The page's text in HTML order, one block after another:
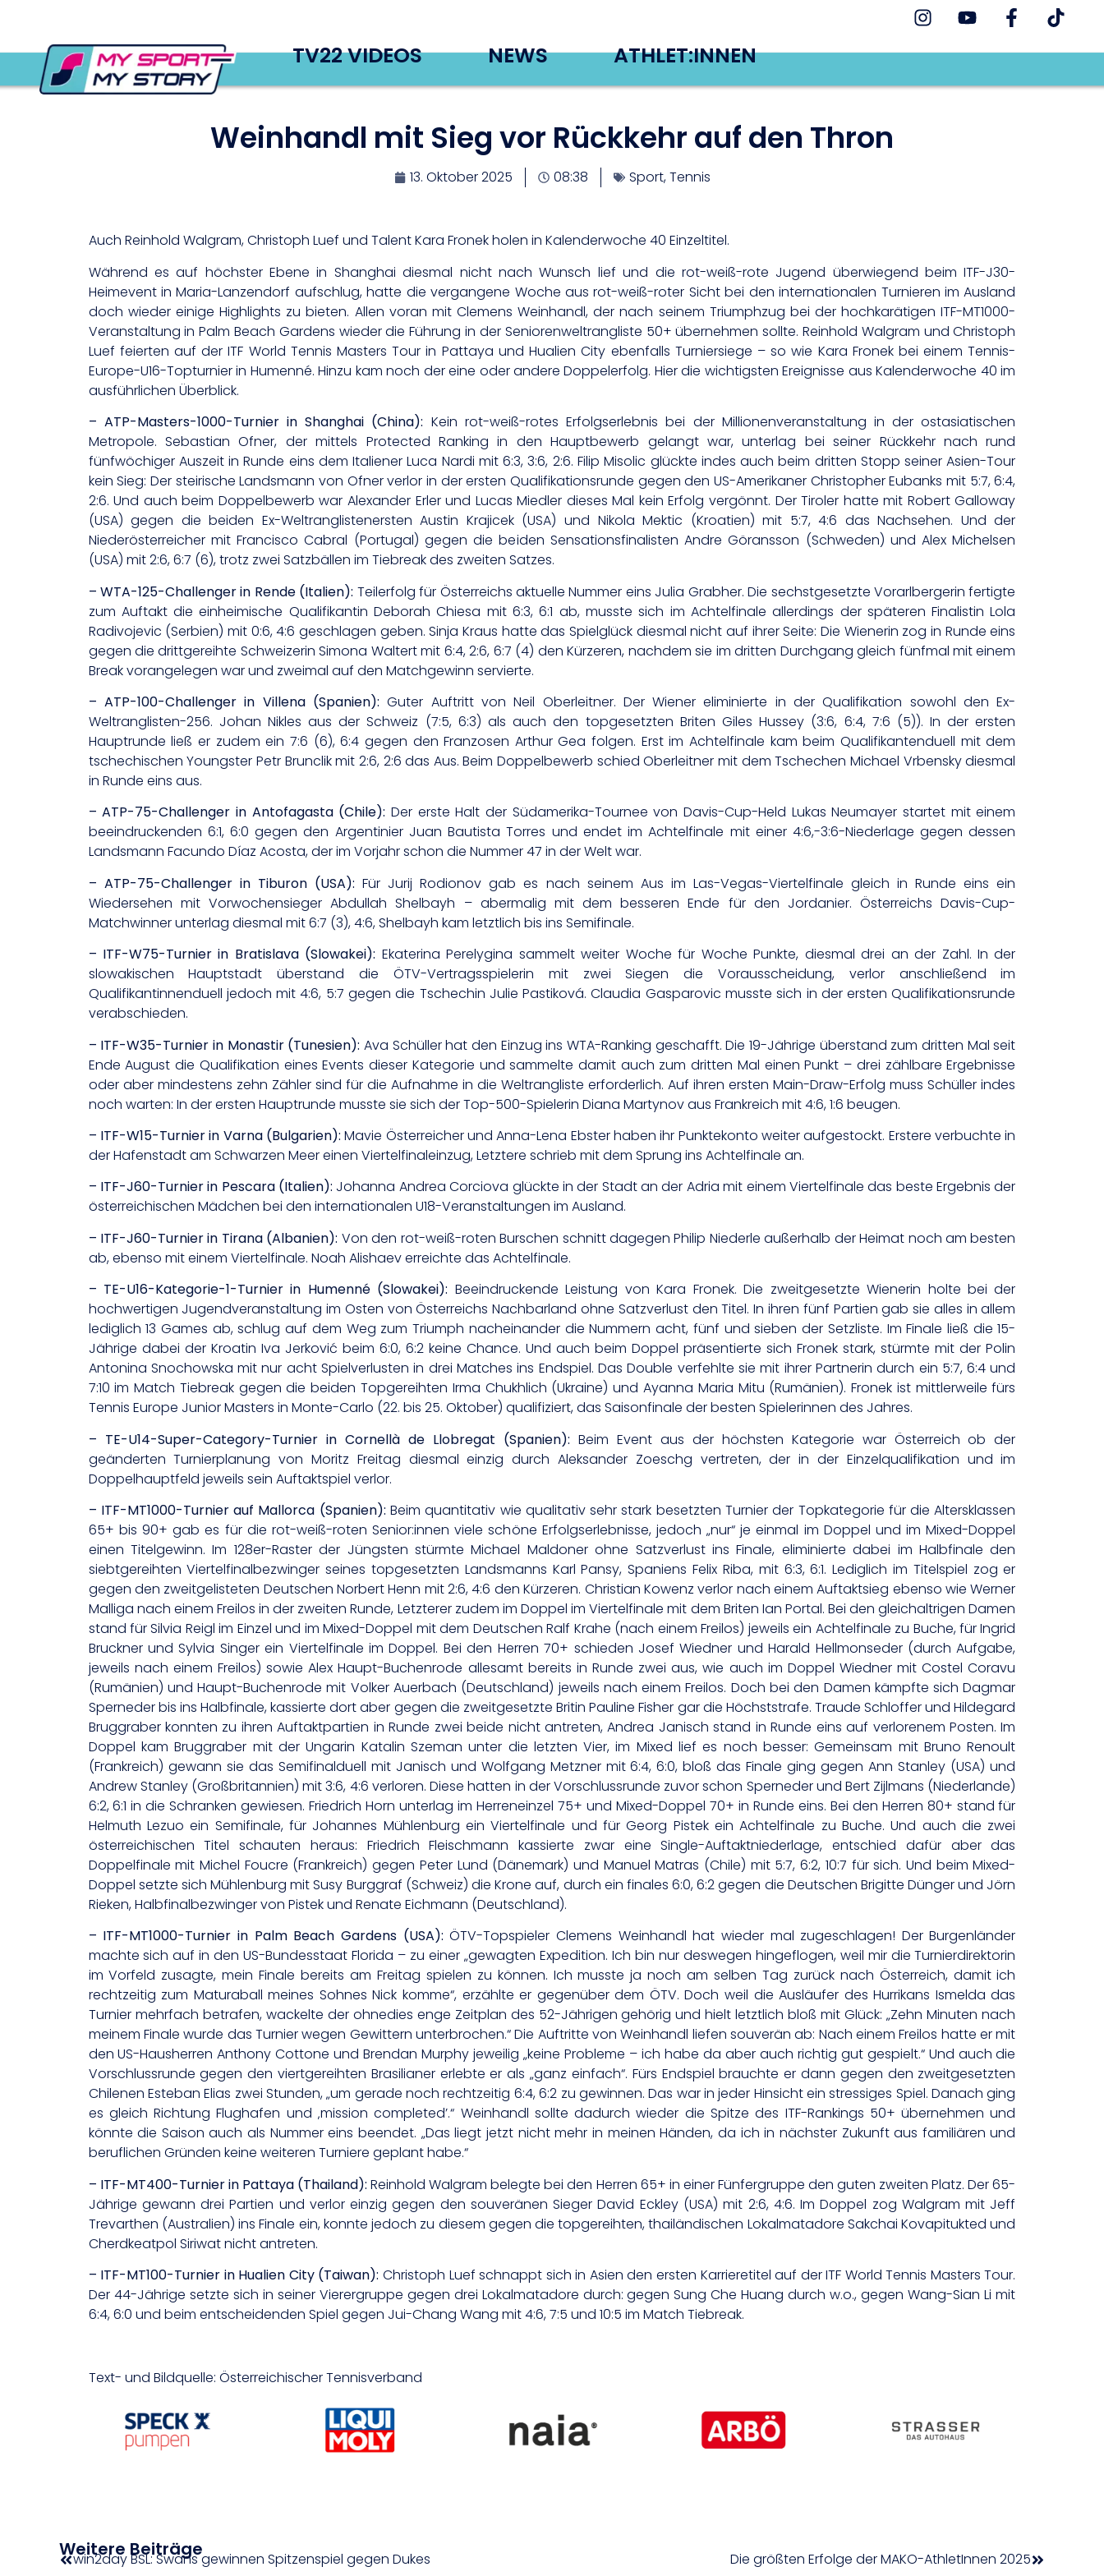
TV22 VIDEOS NEWS ATHLET:INNEN
Weinhandl mit Sieg vor Rückkehr auf den Thron
13. Oktober 2025 08:38 Sport,Tennis
Auch Reinhold Walgram, Christoph Luef und Talent Kara Fronek holen in Kalenderwoche 40 Einzeltitel.
Während es auf höchster Ebene in Shanghai diesmal nicht nach Wunsch lief und die rot-weiß-rote Jugend überwiegend beim ITF-J30-
Heimevent in Maria-Lanzendorf aufschlug, hatte die vergangene Woche aus rot-weiß-roter Sicht bei den internationalen Turnieren im Ausland
doch wieder einige Highlights zu bieten. Allen voran mit Clemens Weinhandl, der nach seinem Triumphzug bei der hochkarätigen ITF-MT1000-
Veranstaltung in Palm Beach Gardens wieder die Führung in der Seniorenweltrangliste 50+ übernehmen sollte. Reinhold Walgram und Christoph
Luef feierten auf der ITF World Tennis Masters Tour in Pattaya und Hualien City ebenfalls Turniersiege – so wie Kara Fronek bei einem Tennis-
Europe-U16-Topturnier in Humenné. Hinzu kam noch der eine oder andere Doppelerfolg. Hier die wichtigsten Ereignisse aus Kalenderwoche 40 im
ausführlichen Überblick.
– ATP-Masters-1000-Turnier in Shanghai (China): Kein rot-weiß-rotes Erfolgserlebnis bei der Millionenveranstaltung in der ostasiatischen
Metropole. Sebastian Ofner, der mittels Protected Ranking in den Hauptbewerb gelangt war, unterlag bei seiner Rückkehr nach rund
fünfwöchiger Auszeit in Runde eins dem Italiener Luca Nardi mit 6:3, 3:6, 2:6. Filip Misolic glückte indes auch beim dritten Stopp seiner Asien-Tour
kein Sieg: Der steirische Landsmann von Ofner verlor in der ersten Qualifikationsrunde gegen den US-Amerikaner Christopher Eubanks mit 5:7, 6:4,
2:6. Und auch beim Doppelbewerb war Alexander Erler und Lucas Miedler dieses Mal kein Erfolg vergönnt. Der Tiroler hatte mit Robert Galloway
(USA) gegen die beiden Ex-Weltranglistenersten Austin Krajicek (USA) und Nikola Mektic (Kroatien) mit 5:7, 4:6 das Nachsehen. Und der
Niederösterreicher mit Francisco Cabral (Portugal) gegen die beiden Sensationsfinalisten Andre Göransson (Schweden) und Alex Michelsen
(USA) mit 2:6, 6:7 (6), trotz zwei Satzbällen im Tiebreak des zweiten Satzes.
– WTA-125-Challenger in Rende (Italien): Teilerfolg für Österreichs aktuelle Nummer eins Julia Grabher. Die sechstgesetzte Vorarlbergerin fertigte
zum Auftakt die einheimische Qualifikantin Deborah Chiesa mit 6:3, 6:1 ab, musste sich im Achtelfinale allerdings der späteren Finalistin Lola
Radivojevic (Serbien) mit 0:6, 4:6 geschlagen geben. Sinja Kraus hatte das Spielglück diesmal nicht auf ihrer Seite: Die Wienerin zog in Runde eins
gegen die drittgereihte Schweizerin Simona Waltert mit 6:4, 2:6, 6:7 (4) den Kürzeren, nachdem sie im dritten Durchgang gleich fünfmal mit einem
Break vorangelegen war und zweimal auf den Matchgewinn servierte.
– ATP-100-Challenger in Villena (Spanien): Guter Auftritt von Neil Oberleitner. Der Wiener eliminierte in der Qualifikation sowohl den Ex-
Weltranglisten-256. Johan Nikles aus der Schweiz (7:5, 6:3) als auch den topgesetzten Briten Giles Hussey (3:6, 6:4, 7:6 (5)). In der ersten
Hauptrunde ließ er zudem ein 7:6 (6), 6:4 gegen den Franzosen Arthur Gea folgen. Erst im Achtelfinale kam beim Qualifikantenduell mit dem
tschechischen Youngster Petr Brunclik mit 2:6, 2:6 das Aus. Beim Doppelbewerb schied Oberleitner mit dem Tschechen Michael Vrbensky diesmal
in Runde eins aus.
– ATP-75-Challenger in Antofagasta (Chile): Der erste Halt der Südamerika-Tournee von Davis-Cup-Held Lukas Neumayer startet mit einem
beeindruckenden 6:1, 6:0 gegen den Argentinier Juan Bautista Torres und endet im Achtelfinale mit einer 4:6,-3:6-Niederlage gegen dessen
Landsmann Facundo Díaz Acosta, der im Vorjahr schon die Nummer 47 in der Welt war.
– ATP-75-Challenger in Tiburon (USA): Für Jurij Rodionov gab es nach seinem Aus im Las-Vegas-Viertelfinale gleich in Runde eins ein
Wiedersehen mit Vorwochensieger Abdullah Shelbayh – abermalig mit dem besseren Ende für den Jordanier. Österreichs Davis-Cup-
Matchwinner unterlag diesmal mit 6:7 (3), 4:6, Shelbayh kam letztlich bis ins Semifinale.
– ITF-W75-Turnier in Bratislava (Slowakei): Ekaterina Perelygina sammelt weiter Woche für Woche Punkte, diesmal drei an der Zahl. In der
slowakischen Hauptstadt überstand die ÖTV-Vertragsspielerin mit zwei Siegen die Vorausscheidung, verlor anschließend im
Qualifikantinnenduell jedoch mit 4:6, 5:7 gegen die Tschechin Julie Pastiková. Claudia Gasparovic musste sich in der ersten Qualifikationsrunde
verabschieden.
– ITF-W35-Turnier in Monastir (Tunesien): Ava Schüller hat den Einzug ins WTA-Ranking geschafft. Die 19-Jährige überstand zum dritten Mal seit
Ende August die Qualifikation eines Events dieser Kategorie und sammelte damit auch zum dritten Mal einen Punkt – drei zählbare Ergebnisse
oder aber mindestens zehn Zähler sind für die Aufnahme in die Weltrangliste erforderlich. Auf ihren ersten Main-Draw-Erfolg muss Schüller indes
noch warten: In der ersten Hauptrunde musste sie sich der Top-500-Spielerin Diana Martynov aus Frankreich mit 4:6, 1:6 beugen.
– ITF-W15-Turnier in Varna (Bulgarien): Mavie Österreicher und Anna-Lena Ebster haben ihr Punktekonto weiter aufgestockt. Erstere verbuchte in
der Hafenstadt am Schwarzen Meer einen Viertelfinaleinzug, Letztere schrieb mit dem Sprung ins Achtelfinale an.
– ITF-J60-Turnier in Pescara (Italien): Johanna Andrea Corciova glückte in der Stadt an der Adria mit einem Viertelfinale das beste Ergebnis der
österreichischen Mädchen bei den internationalen U18-Veranstaltungen im Ausland.
– ITF-J60-Turnier in Tirana (Albanien): Von den rot-weiß-roten Burschen schnitt dagegen Philip Niederle außerhalb der Heimat noch am besten
ab, ebenso mit einem Viertelfinale. Noah Alishaev erreichte das Achtelfinale.
– TE-U16-Kategorie-1-Turnier in Humenné (Slowakei): Beeindruckende Leistung von Kara Fronek. Die zweitgesetzte Wienerin holte bei der
hochwertigen Jugendveranstaltung im Osten von Österreichs Nachbarland ohne Satzverlust den Titel. In ihren fünf Partien gab sie alles in allem
lediglich 13 Games ab, schlug auf dem Weg zum Triumph nacheinander die Nummern acht, fünf und sieben der Setzliste. Im Finale ließ die 15-
Jährige dabei der Kroatin Iva Jerković beim 6:0, 6:2 keine Chance. Und auch beim Doppel präsentierte sich Fronek stark, stürmte mit der Polin
Antonina Snochowska mit nur acht Spielverlusten in drei Matches ins Endspiel. Das Double verfehlte sie mit ihrer Partnerin durch ein 5:7, 6:4 und
7:10 im Match Tiebreak gegen die beiden Topgereihten Irma Chukhlich (Ukraine) und Ayanna Maria Mitu (Rumänien). Fronek ist mittlerweile fürs
Tennis Europe Junior Masters in Monte-Carlo (22. bis 25. Oktober) qualifiziert, das Saisonfinale der besten Spielerinnen des Jahres.
– TE-U14-Super-Category-Turnier in Cornellà de Llobregat (Spanien): Beim Event aus der höchsten Kategorie war Österreich ob der
geänderten Turnierplanung von Moritz Freitag diesmal einzig durch Aleksander Zoeschg vertreten, der in der Einzelqualifikation und im
Doppelhauptfeld jeweils sein Auftaktspiel verlor.
– ITF-MT1000-Turnier auf Mallorca (Spanien): Beim quantitativ wie qualitativ sehr stark besetzten Turnier der Topkategorie für die Altersklassen
65+ bis 90+ gab es für die rot-weiß-roten Senior:innen viele schöne Erfolgserlebnisse, jedoch „nur“ je einmal im Doppel und im Mixed-Doppel
einen Titelgewinn. Im 128er-Raster der Jüngsten stürmte Michael Maldoner ohne Satzverlust ins Finale, eliminierte dabei im Halbfinale den
siebtgereihten Viertelfinalbezwinger seines topgesetzten Landsmanns Karl Pansy, Spaniens Felix Riba, mit 6:3, 6:1. Lediglich im Titelspiel zog er
gegen den zweitgelisteten Deutschen Norbert Henn mit 2:6, 4:6 den Kürzeren. Christian Kowenz verlor nach einem Auftaktsieg ebenso wie Werner
Malliga nach einem Freilos in der zweiten Runde, Letzterer zudem im Doppel im Viertelfinale mit dem Briten Ian Portal. Bei den gleichaltrigen Damen
stand für Silvia Reigl im Einzel und im Mixed-Doppel mit dem Deutschen Ralf Krahe (nach einem Freilos) jeweils ein Achtelfinale zu Buche, für Ingrid
Bruckner und Sylvia Singer ein Viertelfinale im Doppel. Bei den Herren 70+ schieden Josef Wiedner und Harald Hellmonseder (durch Aufgabe,
jeweils nach einem Freilos) sowie Alex Haupt-Buchenrode allesamt bereits in Runde zwei aus, wie auch im Doppel Wiedner mit Costel Coravu
(Rumänien) und Haupt-Buchenrode mit Volker Auerbach (Deutschland) jeweils nach einem Freilos. Doch bei den Damen kämpfte sich Dagmar
Sperneder bis ins Halbfinale, kassierte dort aber gegen die zweitgesetzte Britin Pauline Fisher gar die Höchststrafe. Traude Schloffer und Hildegard
Bruggraber konnten zu ihren Auftaktpartien in Runde zwei beide nicht antreten, Andrea Janisch stand in Runde eins auf verlorenem Posten. Im
Doppel kam Bruggraber mit der Ungarin Katalin Szeman unter die letzten Vier, im Mixed lief es noch besser: Gemeinsam mit Bruno Renoult
(Frankreich) gewann sie das Semifinalduell mit Janisch und Wolfgang Metzner mit 6:4, 6:0, bloß das Finale ging gegen Ann Stanley (USA) und
Andrew Stanley (Großbritannien) mit 3:6, 4:6 verloren. Diese hatten in der Vorschlussrunde zuvor schon Sperneder und Bert Zijlmans (Niederlande)
6:2, 6:1 in die Schranken gewiesen. Friedrich Horn unterlag im Herreneinzel 75+ und Mixed-Doppel 70+ in Runde eins. Bei den Herren 80+ stand für
Helmuth Lezuo ein Semifinale, für Johannes Mühlenburg ein Viertelfinale und für Georg Pistek ein Achtelfinale zu Buche. Und auch die zwei
österreichischen Titel schauten heraus: Friedrich Fleischmann kassierte zwar eine Single-Auftaktniederlage, entschied dafür aber das
Doppelfinale mit Michel Foucre (Frankreich) gegen Peter Lund (Dänemark) und Manuel Matras (Chile) mit 5:7, 6:2, 10:7 für sich. Und beim Mixed-
Doppel setzte sich Mühlenburg mit Susy Burggraf (Schweiz) die Krone auf, durch ein finales 6:0, 6:2 gegen die Deutschen Brigitte Dünger und Jörn
Rieken, Halbfinalbezwinger von Pistek und Renate Eichmann (Deutschland).
– ITF-MT1000-Turnier in Palm Beach Gardens (USA): ÖTV-Topspieler Clemens Weinhandl hat wieder mal zugeschlagen! Der Burgenländer
machte sich auf in den US-Bundesstaat Florida – zu einer „gewagten Expedition. Ich bin nur deswegen hingeflogen, weil mir die Turnierdirektorin
im Vorfeld zusagte, mein Finale bereits am Freitag spielen zu können. Ich musste ja noch am selben Tag zurück nach Österreich, damit ich
rechtzeitig zum Maturaball meines Sohnes Nick komme“, erzählte er gegenüber dem ÖTV. Doch weil die Ausläufer des Hurrikans Ismelda das
Turnier mehrfach betrafen, wackelte der ohnedies enge Zeitplan des 52-Jährigen gehörig und hielt letztlich bloß mit Glück: „Zehn Minuten nach
meinem Finale wurde das Turnier wegen Gewittern unterbrochen.“ Die Auftritte von Weinhandl liefen souverän ab: Nach einem Freilos hatte er mit
den US-Hausherren Anthony Cottone und Brendan Murphy jeweilig „keine Probleme – ich habe da aber auch richtig gut gespielt.“ Und auch die
Vorschlussrunde gegen den viertgereihten Brasilianer erlebte er als „ganz einfach“. Fürs Endspiel brauchte er dann gegen den zweitgesetzten
Chilenen Esteban Elias zwei Stunden, „um gerade noch rechtzeitig 6:4, 6:2 zu gewinnen. Das war in jeder Hinsicht ein stressiges Spiel. Danach ging
es gleich Richtung Flughafen und ‚mission completed’.“ Weinhandl sollte dadurch wieder die Spitze des ITF-Rankings 50+ übernehmen und
könnte die Saison auch als Nummer eins beendet. „Das liegt jetzt nicht mehr in meinen Händen, da ich in nächster Zukunft aus familiären und
beruflichen Gründen keine weiteren Turniere geplant habe.“
– ITF-MT400-Turnier in Pattaya (Thailand): Reinhold Walgram belegte bei den Herren 65+ in einer Fünfergruppe den guten zweiten Platz. Der 65-
Jährige gewann drei Partien und verlor einzig gegen den souveränen Sieger David Eckley (USA) mit 2:6, 4:6. Im Doppel zog Walgram mit Jeff
Trevarthen (Australien) ins Finale ein, konnte jedoch zu diesem gegen die topgereihten, thailändischen Lokalmatadore Sakchai Kovapitukted und
Cherdkeatpol Siriwat nicht antreten.
– ITF-MT100-Turnier in Hualien City (Taiwan): Christoph Luef schnappt sich in Asien den ersten Karrieretitel auf der ITF World Tennis Masters Tour.
Der 44-Jährige setzte sich in seiner Vierergruppe gegen drei Lokalmatadore durch: gegen Sung Che Huang durch w.o., gegen Wang-Sian Li mit
6:4, 6:0 und beim entscheidenden Spiel gegen Jui-Chang Wang mit 4:6, 7:5 und 10:5 im Match Tiebreak.
Text- und Bildquelle: Österreichischer Tennisverband
Weitere Beiträge
win2day BSL: Swans gewinnen Spitzenspiel gegen Dukes Die größten Erfolge der MAKO-AthletInnen 2025